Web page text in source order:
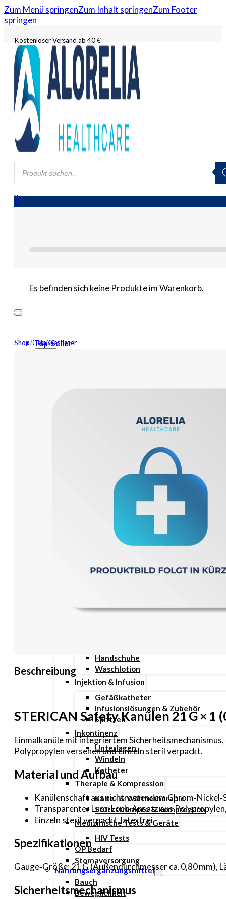
Zum Menü springenZum Inhalt springenZum Footer
springen
Kostenloser Versand ab 40 €
Products
search
0
Es befinden sich keine Produkte im Warenkorb.
Top-Seller
Wundcremes & Spray
Pen Nadeln
Stechhilfen
Ernährung & Trinkhilfen
Hygiene & Pflege
Handschuhe
Waschlotion
Injektion & Infusion
Gefäßkatheter
Infusionslösungen & Zubehör
Spritzen
Inkontinenz
Unterlagen
Windeln
Katheter
Therapie & Kompression
Kälte- & Wärmetherapie
Stützstrümpfe & Kompression
Medizinische Tests & Geräte
HIV Tests
OP Bedarf
Stomaversorgung
Nahrungsergänzungsmittel
Bauch
Beweglichkeit
Shop/Gefäßkatheter
Beschreibung
STERICAN Safety Kanülen 21 G × 1
Einmalkanüle mit integriertem
Polypropylen versehen und einzeln steril verpackt.
Material und Aufbau
Kanülenschaft aus nichtrostendem
Transparenter Luer‑Lock‑Ansatz aus
Einzeln steril verpackt, latexfrei
Spezifikationen
Gauge‑Größe: 21 G (Außendurchmesser ca. 0,80 mm),
Sicherheitsmechanismus